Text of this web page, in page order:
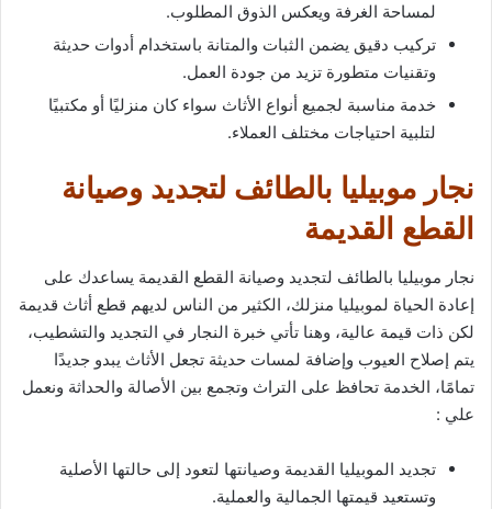
لمساحة الغرفة ويعكس الذوق المطلوب.
تركيب دقيق يضمن الثبات والمتانة باستخدام أدوات حديثة
وتقنيات متطورة تزيد من جودة العمل.
خدمة مناسبة لجميع أنواع الأثاث سواء كان منزليًا أو مكتبيًا
لتلبية احتياجات مختلف العملاء.
نجار موبيليا بالطائف لتجديد وصيانة
القطع القديمة
نجار موبيليا بالطائف لتجديد وصيانة القطع القديمة يساعدك على
إعادة الحياة لموبيليا منزلك، الكثير من الناس لديهم قطع أثاث قديمة
لكن ذات قيمة عالية، وهنا تأتي خبرة النجار في التجديد والتشطيب،
يتم إصلاح العيوب وإضافة لمسات حديثة تجعل الأثاث يبدو جديدًا
تمامًا، الخدمة تحافظ على التراث وتجمع بين الأصالة والحداثة ونعمل
علي :
تجديد الموبيليا القديمة وصيانتها لتعود إلى حالتها الأصلية
وتستعيد قيمتها الجمالية والعملية.